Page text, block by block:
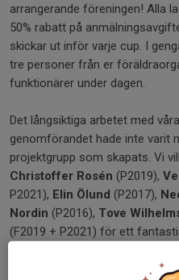
arrangerande föreningen! Alla
50% rabatt på
skickar ut inför varje cup. I
tre personer från er
funktionärer under dagen.
Det långsiktiga arbetet med
genomförandet hade inte varit
projektgrupp som skapats. Vi
Christoffer Rosén (P2019),
P2021), Elin Ölund (P2017),
Nordin (P2016), Tove
(F2019 + P2021) för ett
väldigt positiv. Samtidigt har vi